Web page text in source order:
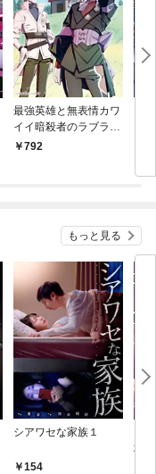
最強英雄と無表情カワ
イイ暗殺者のラブラブ
新婚生活 １巻
792
もっと見る
シアワセな家族１
154
地